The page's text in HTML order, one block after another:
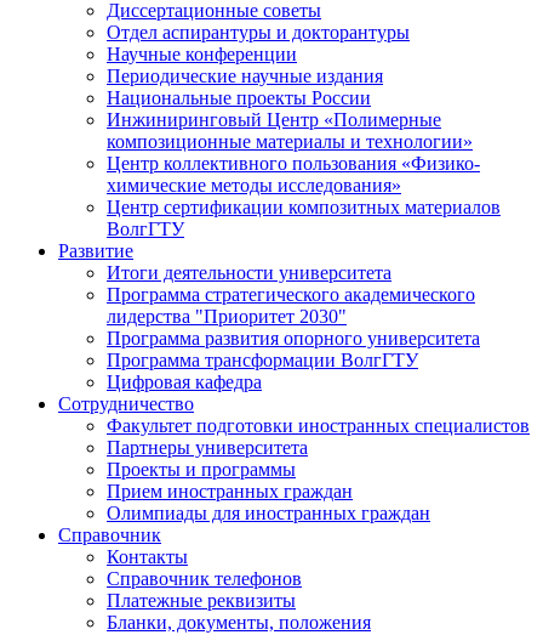
Диссертационные советы
Отдел аспирантуры и докторантуры
Научные конференции
Периодические научные издания
Национальные проекты России
Инжиниринговый Центр «Полимерные
композиционные материалы и технологии»
Центр коллективного пользования «Физико-
химические методы исследования»
Центр сертификации композитных материалов
ВолгГТУ
Развитие
Итоги деятельности университета
Программа стратегического академического
лидерства "Приоритет 2030"
Программа развития опорного университета
Программа трансформации ВолгГТУ
Цифровая кафедра
Сотрудничество
Факультет подготовки иностранных специалистов
Партнеры университета
Проекты и программы
Прием иностранных граждан
Олимпиады для иностранных граждан
Справочник
Контакты
Справочник телефонов
Платежные реквизиты
Бланки, документы, положения